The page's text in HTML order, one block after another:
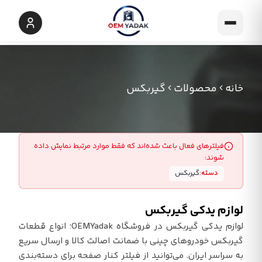
خانه محصولات گیربکس
فیلترهای فعال باعث شده‌اند که فقط موارد مرتبط نمایش داده
شوند:
دسته:گیربکس
لوازم یدکی گیربکس
لوازم یدکی گیربکس در فروشگاه OEMYadak؛ انواع قطعات
گیربکس خودروهای چینی با ضمانت اصالت کالا و ارسال سریع
به سراسر ایران. می‌توانید از فیلتر کنار صفحه برای دسته‌بندی